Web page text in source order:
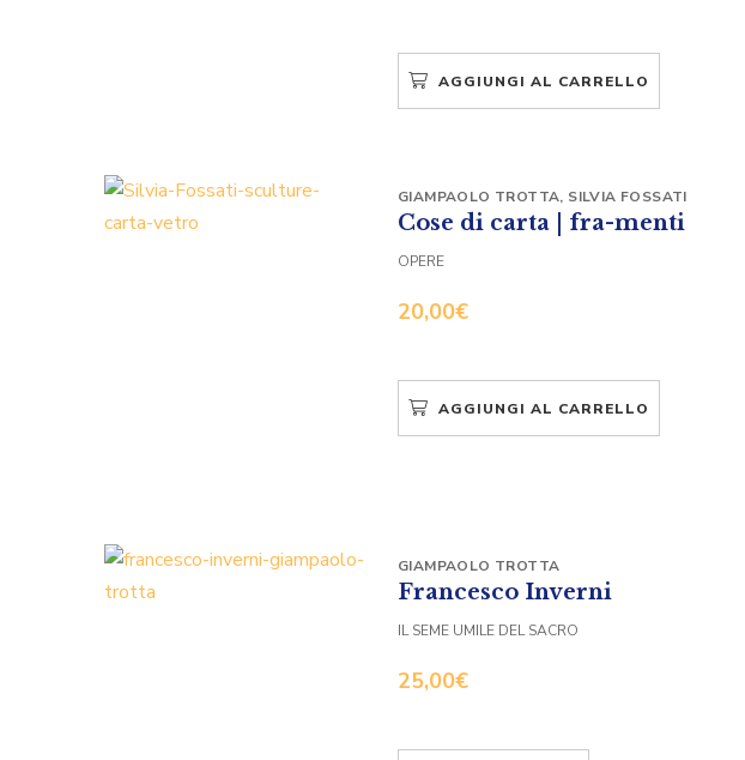
AGGIUNGI AL CARRELLO
Cose di carta | fra-menti
20,00€
GIAMPAOLO TROTTA, SILVIA FOSSATI
OPERE
AGGIUNGI AL CARRELLO
Francesco Inverni
25,00€
GIAMPAOLO TROTTA
IL SEME UMILE DEL SACRO